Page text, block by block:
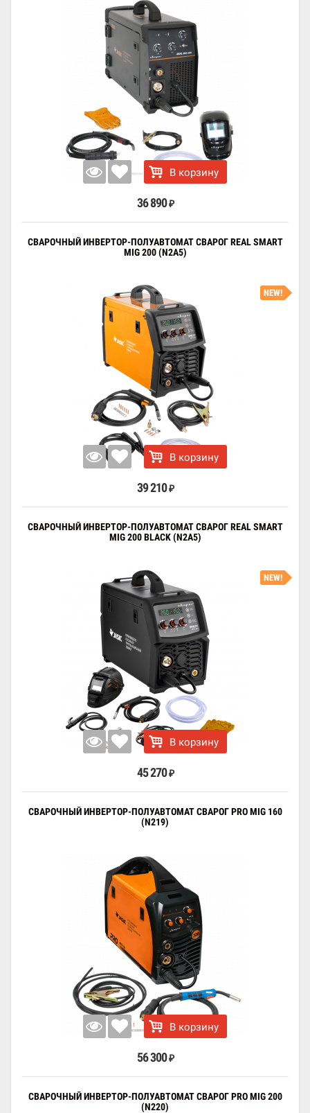
В корзину
36 890 ₽
СВАРОЧНЫЙ ИНВЕРТОР-ПОЛУАВТОМАТ СВАРОГ REAL SMART
MIG 200 (N2A5)
NEW!
В корзину
39 210 ₽
СВАРОЧНЫЙ ИНВЕРТОР-ПОЛУАВТОМАТ СВАРОГ REAL SMART
MIG 200 BLACK (N2A5)
NEW!
В корзину
45 270 ₽
СВАРОЧНЫЙ ИНВЕРТОР-ПОЛУАВТОМАТ СВАРОГ PRO MIG 160
(N219)
В корзину
56 300 ₽
СВАРОЧНЫЙ ИНВЕРТОР-ПОЛУАВТОМАТ СВАРОГ PRO MIG 200
(N220)